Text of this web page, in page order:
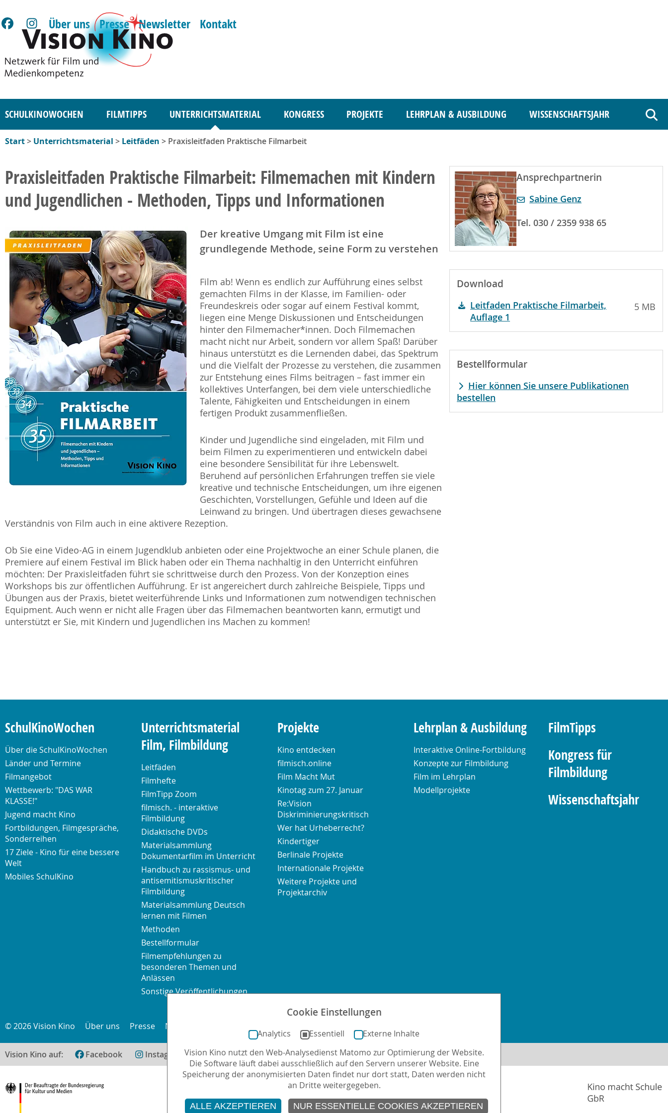
Über uns Presse Newsletter Kontakt
SCHULKINOWOCHEN FILMTIPPS UNTERRICHTSMATERIAL KONGRESS PROJEKTE LEHRPLAN & AUSBILDUNG WISSENSCHAFTSJAHR
Start> Unterrichtsmaterial > Leitfäden > Praxisleitfaden Praktische Filmarbeit
Praxisleitfaden Praktische Filmarbeit: Filmemachen mit Kindern
und Jugendlichen - Methoden, Tipps und Informationen
Der kreative Umgang mit Film ist eine
grundlegende Methode, seine Form zu verstehen
Film ab! Wenn es endlich zur Aufführung eines selbst
gemachten Films in der Klasse, im Familien- oder
Freundeskreis oder sogar auf einem Festival kommt,
liegen eine Menge Diskussionen und Entscheidungen
hinter den Filmemacher*innen. Doch Filmemachen
macht nicht nur Arbeit, sondern vor allem Spaß! Darüber
hinaus unterstützt es die Lernenden dabei, das Spektrum
und die Vielfalt der Prozesse zu verstehen, die zusammen
zur Entstehung eines Films beitragen – fast immer ein
kollektives Unterfangen, bei dem viele unterschiedliche
Talente, Fähigkeiten und Entscheidungen in einem
fertigen Produkt zusammenfließen.
Kinder und Jugendliche sind eingeladen, mit Film und
beim Filmen zu experimentieren und entwickeln dabei
eine besondere Sensibilität für ihre Lebenswelt.
Beruhend auf persönlichen Erfahrungen treffen sie viele
kreative und technische Entscheidungen, um ihre eigenen
Geschichten, Vorstellungen, Gefühle und Ideen auf die
Leinwand zu bringen. Und übertragen dieses gewachsene
Verständnis von Film auch in eine aktivere Rezeption.
Ob Sie eine Video-AG in einem Jugendklub anbieten oder eine Projektwoche an einer Schule planen, die
Premiere auf einem Festival im Blick haben oder ein Thema nachhaltig in den Unterricht einführen
möchten: Der Praxisleitfaden führt sie schrittweise durch den Prozess. Von der Konzeption eines
Workshops bis zur öffentlichen Aufführung. Er ist angereichert durch zahlreiche Beispiele, Tipps und
Übungen aus der Praxis, bietet weiterführende Links und Informationen zum notwendigen technischen
Equipment. Auch wenn er nicht alle Fragen über das Filmemachen beantworten kann, ermutigt und
unterstützt er Sie, mit Kindern und Jugendlichen ins Machen zu kommen!
Ansprechpartnerin
Sabine Genz
Tel. 030 / 2359 938 65
Download
Leitfaden Praktische Filmarbeit,
Auflage 1
5 MB
Bestellformular
Hier können Sie unsere Publikationen
bestellen
SchulKinoWochen
Über die SchulKinoWochen
Länder und Termine
Filmangebot
Wettbewerb: "DAS WAR
KLASSE!"
Jugend macht Kino
Fortbildungen, Filmgespräche,
Sonderreihen
17 Ziele - Kino für eine bessere
Welt
Mobiles SchulKino
Unterrichtsmaterial
Film, Filmbildung
Leitfäden
Filmhefte
FilmTipp Zoom
filmisch. - interaktive
Filmbildung
Didaktische DVDs
Materialsammlung
Dokumentarfilm im Unterricht
Handbuch zu rassismus- und
antisemitismuskritischer
Filmbildung
Materialsammlung Deutsch
lernen mit Filmen
Methoden
Bestellformular
Filmempfehlungen zu
besonderen Themen und
Anlässen
Sonstige Veröffentlichungen
Projekte
Kino entdecken
filmisch.online
Film Macht Mut
Kinotag zum 27. Januar
Re:Vision
Diskriminierungskritisch
Wer hat Urheberrecht?
Kindertiger
Berlinale Projekte
Internationale Projekte
Weitere Projekte und
Projektarchiv
Lehrplan & Ausbildung
Interaktive Online-Fortbildung
Konzepte zur Filmbildung
Film im Lehrplan
Modellprojekte
FilmTipps
Kongress für
Filmbildung
Wissenschaftsjahr
© 2026 Vision Kino Über uns Presse Newsletter
Vision Kino auf: Facebook Instagram teilen mail
Cookie Einstellungen
Analytics Essentiell
Externe Inhalte
Vision Kino nutzt den Web-Analysedienst Matomo zur Optimierung der Website.
Die Software läuft dabei ausschließlich auf den Servern unserer Website. Eine
Speicherung der anonymisierten Daten findet nur dort statt, Daten werden nicht
an Dritte weitergegeben.
ALLE AKZEPTIEREN NUR ESSENTIELLE COOKIES AKZEPTIEREN